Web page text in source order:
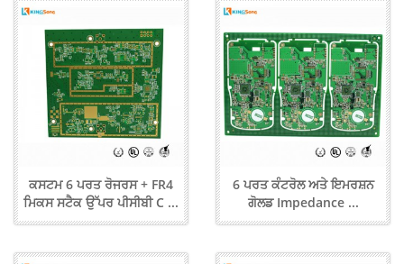
ਕਸਟਮ 6 ਪਰਤ ਰੋਜਰਸ + FR4
ਮਿਕਸ ਸਟੈਕ ਉੱਪਰ ਪੀਸੀਬੀ C ...
6 ਪਰਤ ਕੰਟਰੋਲ ਅਤੇ ਇਮਰਸ਼ਨ
ਗੋਲਡ Impedance ...